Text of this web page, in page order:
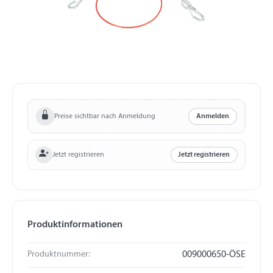
Preise sichtbar nach Anmeldung Anmelden
Jetzt registrieren Jetzt registrieren
Produktinformationen
Produktnummer: 009000650-ÖSE